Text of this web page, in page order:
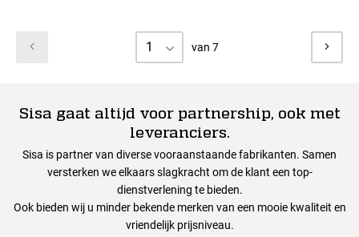
1 van 7
Sisa gaat altijd voor partnership, ook met
leveranciers.
Sisa is partner van diverse vooraanstaande fabrikanten. Samen
versterken we elkaars slagkracht om de klant een top-
dienstverlening te bieden.
Ook bieden wij u minder bekende merken van een mooie kwaliteit en
vriendelijk prijsniveau.